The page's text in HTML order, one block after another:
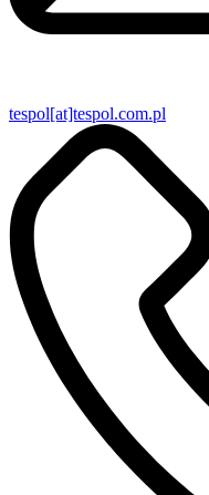
tespol[at]tespol.com.pl